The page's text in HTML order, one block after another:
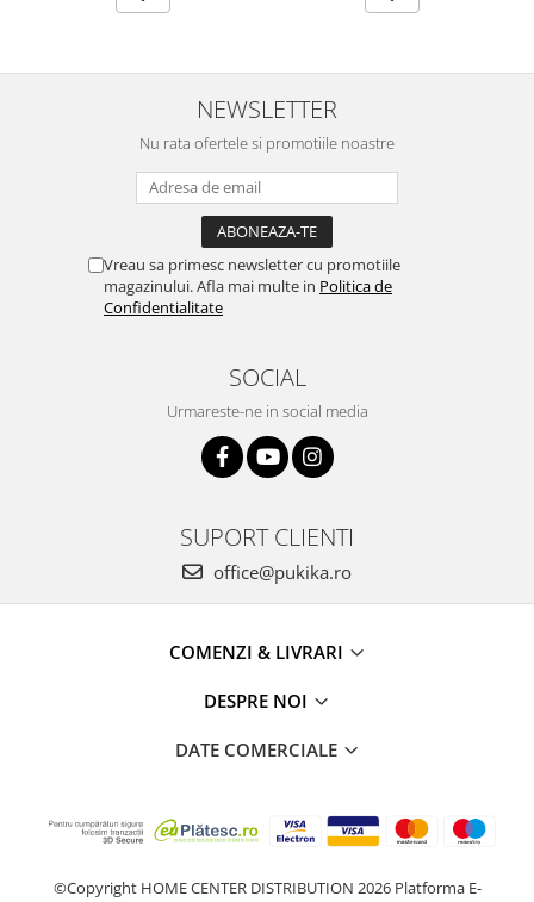
NEWSLETTER
Nu rata ofertele si promotiile noastre
Vreau sa primesc newsletter cu promotiile
magazinului. Afla mai multe in Politica de
Confidentialitate
SOCIAL
Urmareste-ne in social media
SUPORT CLIENTI
office@pukika.ro
COMENZI & LIVRARI
DESPRE NOI
DATE COMERCIALE
©Copyright HOME CENTER DISTRIBUTION 2026 Platforma E-